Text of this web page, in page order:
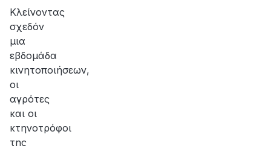
Κλείνοντας
σχεδόν
μια
εβδομάδα
κινητοποιήσεων,
οι
αγρότες
και οι
κτηνοτρόφοι
της